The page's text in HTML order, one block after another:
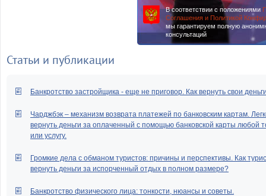
В соответствии с положениями
Соглашения и Политикой
мы гарантируем полную
консультаций
Статьи и публикации
Банкротство застройщика - еще не приговор. Как вернуть свои
Чарджбэк – механизм возврата платежей по банковским картам.
вернуть деньги за оплаченный с помощью банковской карты любой
или услугу.
Громкие дела с обманом туристов: причины и перспективы. Как
вернуть деньги за испорченный отдых в полном размере?
Банкротство физического лица: тонкости, нюансы и советы.